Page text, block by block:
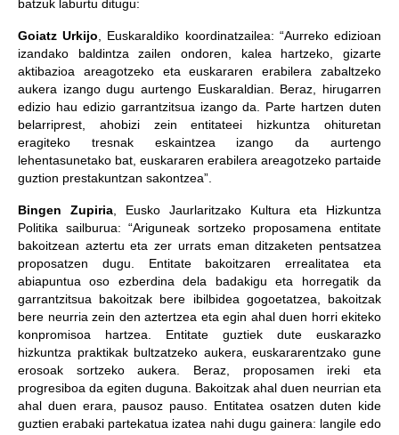
batzuk laburtu ditugu:
Goiatz Urkijo , Euskaraldiko koordinatzailea: “Aurreko edizioan
izandako baldintza zailen ondoren, kalea hartzeko, gizarte
aktibazioa areagotzeko eta euskararen erabilera zabaltzeko
aukera izango dugu aurtengo Euskaraldian. Beraz, hirugarren
edizio hau edizio garrantzitsua izango da. Parte hartzen duten
belarriprest, ahobizi zein entitateei hizkuntza ohituretan
eragiteko tresnak eskaintzea izango da aurtengo
lehentasunetako bat, euskararen erabilera areagotzeko partaide
guztion prestakuntzan sakontzea”.
Bingen Zupiria , Eusko Jaurlaritzako Kultura eta Hizkuntza
Politika sailburua: “Ariguneak sortzeko proposamena entitate
bakoitzean aztertu eta zer urrats eman ditzaketen pentsatzea
proposatzen dugu. Entitate bakoitzaren errealitatea eta
abiapuntua oso ezberdina dela badakigu eta horregatik da
garrantzitsua bakoitzak bere ibilbidea gogoetatzea, bakoitzak
bere neurria zein den aztertzea eta egin ahal duen horri ekiteko
konpromisoa hartzea. Entitate guztiek dute euskarazko
hizkuntza praktikak bultzatzeko aukera, euskararentzako gune
erosoak sortzeko aukera. Beraz, proposamen ireki eta
progresiboa da egiten duguna. Bakoitzak ahal duen neurrian eta
ahal duen erara, pausoz pauso. Entitatea osatzen duten kide
guztien erabaki partekatua izatea nahi dugu gainera: langile edo